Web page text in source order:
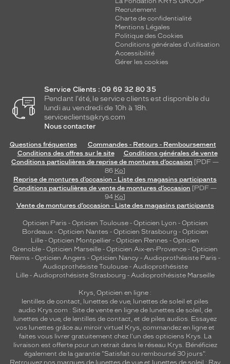
Recrutement
Charte de confidentialité
Mentions Légales
Politique des Cookies
Conditions générales d'utilisation
Accessibilité
Gérer les cookies
Service Clients : 09 69 32 80 35
Pendant l'été, le service clients est disponible du
lundi au vendredi de 10h à 18h.
serviceclients@krys.com
Nous contacter
Questions fréquentes
Commandes - Retours - Remboursement
Conditions des offres sur le site
Conditions générales de vente
Conditions particulières de reprise de montures d’occasion [PDF —
86 Ko]
Reprise de montures d’occasion - Liste des magasins participants
Conditions particulières de vente de montures d’occasion [PDF —
94 Ko]
Vente de montures d’occasion - Liste des magasins participants
Opticien Paris - Opticien Toulouse- Opticien Lyon - Opticien
Bordeaux- Opticien Nantes - Opticien Strasbourg - Opticien
Lille - Opticien Montpellier - Opticien Rennes - Opticien
Grenoble - Opticien Marseille - Opticien Aix-en-Provence - Opticien
Reims - Opticien Angers - Opticien Nancy - Audioprothésiste Paris -
Audioprothésiste Toulouse- Audioprothésiste
Lille- Audioprothésiste Strasbourg - Audioprothésiste Marseille
Krys, Opticien en ligne :
lentilles de contact lunettes de vue, lunettes de soleil et piles
audio Krys.com : Site de vente en ligne de lunettes de soleil, de
lunettes de vue, de lentilles de contact , et de piles audios. Essayez
vos lunettes grâce au miroir virtuel Krys, commandez en ligne et
faites vous livrer gratuitement chez l'un des opticiens Krys. La
livraison est offerte pour un retrait dans le réseau Krys. Bénéficiez
également de la garantie "Satisfait ou remboursé 30 jours".
Retrouvez nos marques de lunettes de vue et lunettes de soleil : Ray